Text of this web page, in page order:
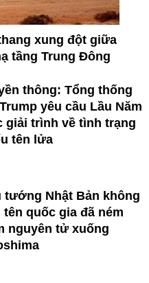
xung đột giữa
tầng Trung Đông
thông: Tổng thống
yêu cầu Lầu Năm
giải trình về tình trạng
tên lửa
tướng Nhật Bản không
tên quốc gia đã ném
nguyên tử xuống